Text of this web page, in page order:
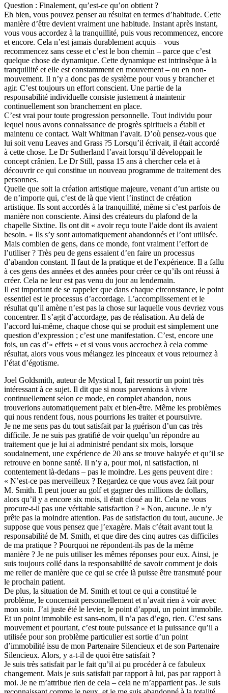
Question : Finalement, qu’est-ce qu’on obtient ?
Eh bien, vous pouvez penser au résultat en termes d’habitude. Cette
manière d’être devient vraiment une habitude. Instant après instant,
vous vous accordez à la tranquillité, puis vous recommencez, encore
et encore. Cela n’est jamais durablement acquis – vous
recommencez sans cesse et c’est le bon chemin – parce que c’est
quelque chose de dynamique. Cette dynamique est intrinsèque à la
tranquillité et elle est constamment en mouvement – ou en non-
mouvement. Il n’y a donc pas de système pour vous y brancher et
agir. C’est toujours un effort conscient. Une partie de la
responsabilité individuelle consiste justement à maintenir
continuellement son branchement en place.
C’est vrai pour toute progression personnelle. Tout individu pour
lequel nous avons connaissance de progrès spirituels a établi et
maintenu ce contact. Walt Whitman l’avait. D’où pensez-vous que
lui soit venu Leaves and Grass ?5 Lorsqu’il écrivait, il était accordé
à cette chose. Le Dr Sutherland l’avait lorsqu’il développait le
concept crânien. Le Dr Still, passa 15 ans à chercher cela et à
découvrir ce qui constitue un nouveau programme de traitement des
personnes.
Quelle que soit la création artistique majeure, venant d’un artiste ou
de n’importe qui, c’est de là que vient l’instinct de création
artistique. Ils sont accordés à la tranquillité, même si c’est parfois de
manière non consciente. Ainsi des créateurs du plafond de la
chapelle Sixtine. Ils ont dit « avoir reçu toute l’aide dont ils avaient
besoin. » Ils s’y sont automatiquement abandonnés et l’ont utilisée.
Mais combien de gens, dans ce monde, font vraiment l’effort de
l’utiliser ? Très peu de gens essaient d’en faire un processus
d’abandon constant. Il faut de la pratique et de l’expérience. Il a fallu
à ces gens des années et des années pour créer ce qu’ils ont réussi à
créer. Cela ne leur est pas venu du jour au lendemain.
Il est important de se rappeler que dans chaque circonstance, le point
essentiel est le processus d’accordage. L’accomplissement et le
résultat qu’il amène n’est pas la chose sur laquelle vous devriez vous
concentrer. Il s’agit d’accordage, pas de réalisation. Au delà de
l’accord lui-même, chaque chose qui se produit est simplement une
question d’expression ; c’est une manifestation. C’est, encore une
fois, un cas d’« effets » et si vous vous accrochez à cela comme
résultat, alors vous vous mélangez les pinceaux et vous retournez à
l’état d’égotisme.
Joel Goldsmith, auteur de Mystical I, fait ressortir un point très
intéressant à ce sujet. Il dit que si nous parvenions à vivre
continuellement selon ce mode, en complet abandon, nous
trouverions automatiquement paix et bien-être. Même les problèmes
qui nous rendent fous, nous pourrions les traiter et poursuivre.
Je ne me sens pas du tout satisfait par la guérison d’un cas très
difficile. Je ne suis pas gratifié de voir quelqu’un répondre au
traitement que je lui ai administré pendant six mois, lorsque
soudainement, une expérience de 20 ans se trouve balayée et qu’il se
retrouve en bonne santé. Il n’y a, pour moi, ni satisfaction, ni
contentement là-dedans – pas le moindre. Les gens peuvent dire :
« N’est-ce pas merveilleux ? Regardez ce que vous avez fait pour
M. Smith. Il peut jouer au golf et gagner des millions de dollars,
alors qu’il y a encore six mois, il était cloué au lit. Cela ne vous
procure-t-il pas une véritable satisfaction ? » Non, aucune. Je n’y
prête pas la moindre attention. Pas de satisfaction du tout, aucune. Je
suppose que vous pensez que j’exagère. Mais c’était avant tout la
responsabilité de M. Smith, et que dire des cinq autres cas difficiles
de ma pratique ? Pourquoi ne répondent-ils pas de la même
manière ? Je ne puis utiliser les mêmes réponses pour eux. Ainsi, je
suis toujours collé dans la responsabilité de savoir comment je dois
me relier de manière que ce qui se crée là puisse être transmuté pour
le prochain patient.
De plus, la situation de M. Smith et tout ce qui a constitué le
problème, le concernait personnellement et n’avait rien à voir avec
mon soin. J’ai juste été le levier, le point d’appui, un point immobile.
Et un point immobile est sans-nom, il n’a pas d’ego, rien. C’est sans
mouvement et pourtant, c’est toute puissance et la puissance qu’il a
utilisée pour son problème particulier est sortie d’un point
d’immobilité issu de mon Partenaire Silencieux et de son Partenaire
Silencieux. Alors, y a-t-il de quoi être satisfait ?
Je suis très satisfait par le fait qu’il ai pu procéder à ce fabuleux
changement. Mais je suis satisfait par rapport à lui, pas par rapport à
moi. Je ne m’attribue rien de cela – cela ne m’appartient pas. Je suis